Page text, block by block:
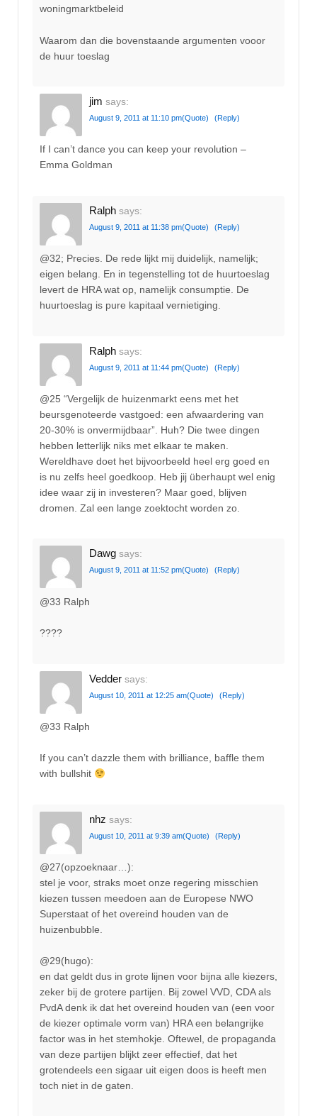
woningmarktbeleid
Waarom dan die bovenstaande argumenten vooor
de huur toeslag
jim says:
August 9, 2011 at 11:10 pm(Quote) (Reply)
If I can’t dance you can keep your revolution –
Emma Goldman
Ralph says:
August 9, 2011 at 11:38 pm(Quote) (Reply)
@32; Precies. De rede lijkt mij duidelijk, namelijk;
eigen belang. En in tegenstelling tot de huurtoeslag
levert de HRA wat op, namelijk consumptie. De
huurtoeslag is pure kapitaal vernietiging.
Ralph says:
August 9, 2011 at 11:44 pm(Quote) (Reply)
@25 “Vergelijk de huizenmarkt eens met het
beursgenoteerde vastgoed: een afwaardering van
20-30% is onvermijdbaar”. Huh? Die twee dingen
hebben letterlijk niks met elkaar te maken.
Wereldhave doet het bijvoorbeeld heel erg goed en
is nu zelfs heel goedkoop. Heb jij überhaupt wel enig
idee waar zij in investeren? Maar goed, blijven
dromen. Zal een lange zoektocht worden zo.
Dawg says:
August 9, 2011 at 11:52 pm(Quote) (Reply)
@33 Ralph
????
Vedder says:
August 10, 2011 at 12:25 am(Quote) (Reply)
@33 Ralph
If you can’t dazzle them with brilliance, baffle them
with bullshit
nhz says:
August 10, 2011 at 9:39 am(Quote) (Reply)
@27(opzoeknaar…):
stel je voor, straks moet onze regering misschien
kiezen tussen meedoen aan de Europese NWO
Superstaat of het overeind houden van de
huizenbubble.
@29(hugo):
en dat geldt dus in grote lijnen voor bijna alle kiezers,
zeker bij de grotere partijen. Bij zowel VVD, CDA als
PvdA denk ik dat het overeind houden van (een voor
de kiezer optimale vorm van) HRA een belangrijke
factor was in het stemhokje. Oftewel, de propaganda
van deze partijen blijkt zeer effectief, dat het
grotendeels een sigaar uit eigen doos is heeft men
toch niet in de gaten.